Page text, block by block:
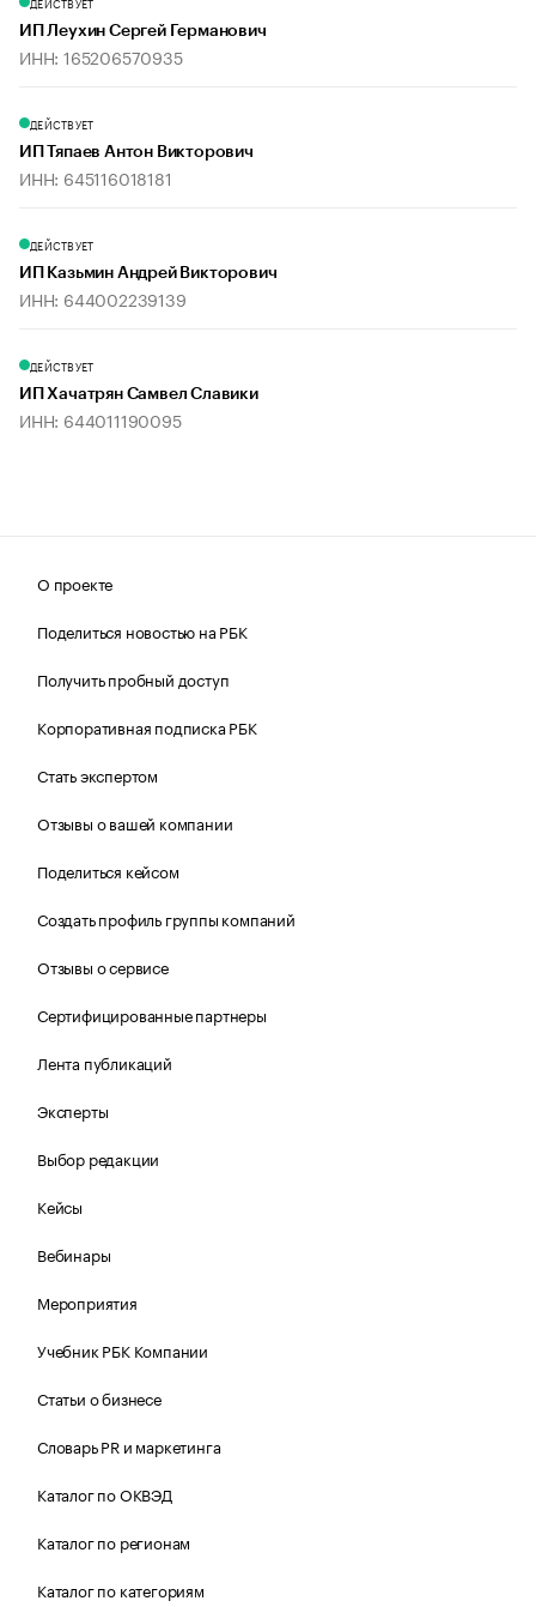
ИП Леухин Сергей Германович
ИНН: 165206570935
ДЕЙСТВУЕТ
ИП Тяпаев Антон Викторович
ИНН: 645116018181
ДЕЙСТВУЕТ
ИП Казьмин Андрей Викторович
ИНН: 644002239139
ДЕЙСТВУЕТ
ИП Хачатрян Самвел Славики
ИНН: 644011190095
О проекте
Поделиться новостью на РБК
Получить пробный доступ
Корпоративная подписка РБК
Стать экспертом
Отзывы о вашей компании
Поделиться кейсом
Создать профиль группы компаний
Отзывы о сервисе
Сертифицированные партнеры
Лента публикаций
Эксперты
Выбор редакции
Кейсы
Вебинары
Мероприятия
Учебник РБК Компании
Статьи о бизнесе
Словарь PR и маркетинга
Каталог по ОКВЭД
Каталог по регионам
Каталог по категориям